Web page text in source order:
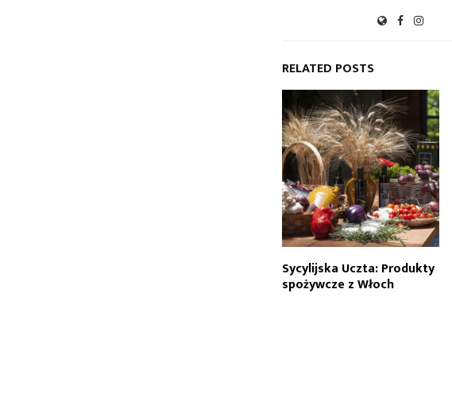
RELATED POSTS
Sycylijska Uczta: Produkty
spożywcze z Włoch